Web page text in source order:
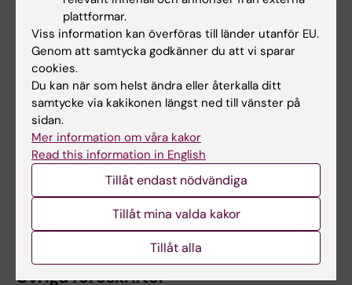
komplettering eller undantag från
obligatoriska utbildningsinslag m.m. Innehåll
och lärandemål samt nivån på förväntade
färdigheter, kunskaper och förhållningssätt får
inte ändras, tas bort eller sänkas.
Övergångsbestämmelser
Om kursen läggs ner eller genomgår stora
förändringar kommer information om
övergångsbestämmelser att anges här.
Övriga föreskrifter
plattformar.
Viss information kan överföras till länder utanför EU.
Genom att samtycka godkänner du att vi sparar
cookies.
Du kan när som helst ändra eller återkalla ditt
samtycke via kakikonen längst ned till vänster på
sidan.
Mer information om våra kakor
Read this information in English
Tillåt endast nödvändiga
Tillåt mina valda kakor
Tillåt alla